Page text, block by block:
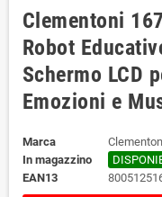
Clementoni
Robot
Schermo LCD
Emozioni e
Marca
In magazzino
EAN13